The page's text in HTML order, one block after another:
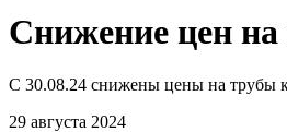
Снижение цен
С 30.08.24 снижены цены на трубы
29 августа 2024